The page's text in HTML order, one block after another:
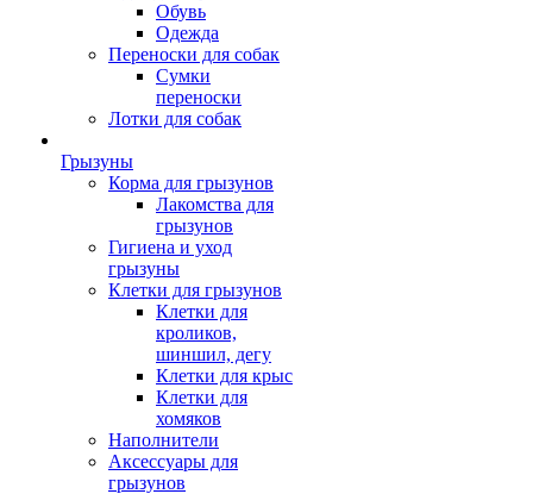
Обувь
Одежда
Переноски для собак
Сумки
переноски
Лотки для собак
Грызуны
Корма для грызунов
Лакомства для
грызунов
Гигиена и уход
грызуны
Клетки для грызунов
Клетки для
кроликов,
шиншил, дегу
Клетки для крыс
Клетки для
хомяков
Наполнители
Аксессуары для
грызунов